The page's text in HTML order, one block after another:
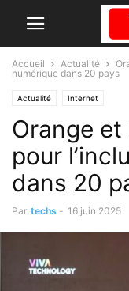
Accueil Actualité
numérique dans 20 pays
Actualité Internet
Orange et
pour
dans 20
Par techs - 16 juin 2025